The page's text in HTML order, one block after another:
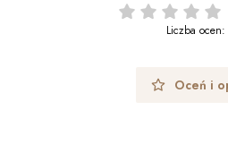
Liczba
Oceń i